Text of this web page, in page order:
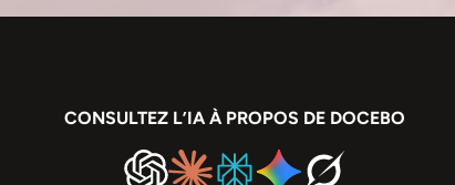
CONSULTEZ L’IA À PROPOS DE DOCEBO